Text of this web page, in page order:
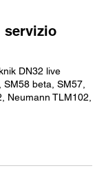
servizio
DN32 live
beta, SM57,
Neumann TLM102,